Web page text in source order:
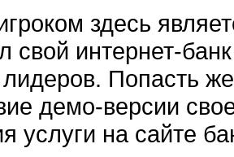
здесь
свой интернет-банк
лидеров. Попасть
демо-версии
услуги на сайте